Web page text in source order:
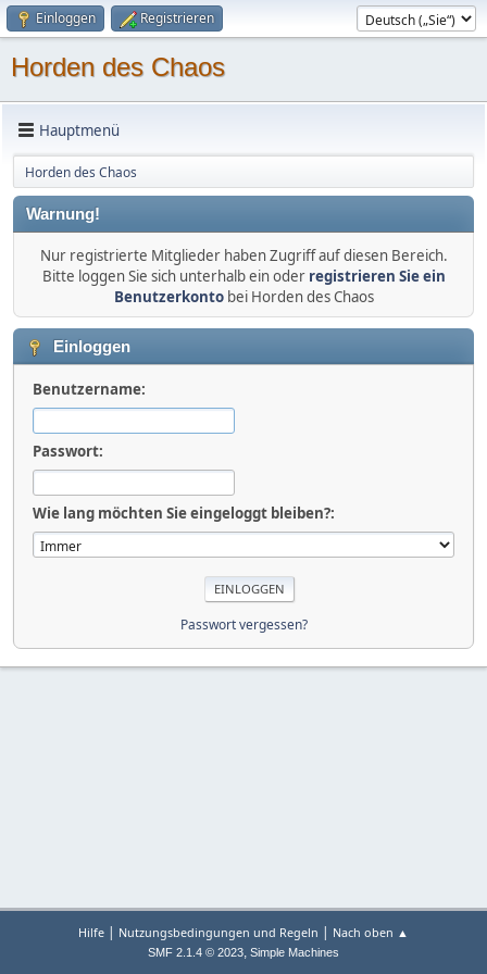
Einloggen Registrieren
Horden des Chaos
Hauptmenü
Horden des Chaos
Warnung!
Nur registrierte Mitglieder haben Zugriff auf diesen Bereich.
Bitte loggen Sie sich unterhalb ein oder registrieren Sie ein
Benutzerkontobei Horden des Chaos
Einloggen
Benutzername:
Passwort:
Wie lang möchten Sie eingeloggt bleiben?:
Passwort vergessen?
Hilfe | Nutzungsbedingungen und Regeln | Nach oben ▲
SMF 2.1.4 © 2023, Simple Machines